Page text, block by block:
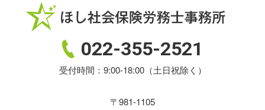
022-355-2521
受付時間：9:00-18:00（土日祝除く）
〒981-1105